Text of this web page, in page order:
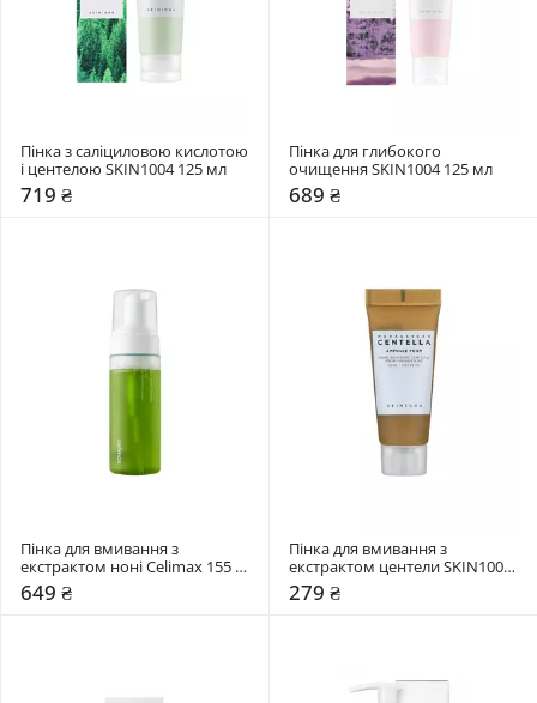
Пінка з саліциловою кислотою
і центелою SKIN1004 125 мл
719 ₴
Пінка для глибокого
очищення SKIN1004 125 мл
689 ₴
Пінка для вмивання з
екстрактом ноні Celimax 155
мл
649 ₴
Пінка для вмивання з
екстрактом центели SKIN1004
20 мл
279 ₴